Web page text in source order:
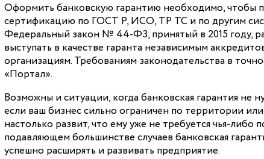
Оформить банковскую гарантию необходимо, чтобы
сертификацию по ГОСТ Р, ИСО, ТР ТС и по другим
Федеральный закон № 44-ФЗ, принятый в 2015 году,
выступать в качестве гаранта независимым
организациям. Требованиям законодательства в
«Портал».
Возможны и ситуации, когда банковская гарантия не
если ваш бизнес сильно ограничен по территории
настолько развит, что ему уже не требуется чья-либо
подавляющем большинстве случаев банковская
успешно расширять и развивать предприятие.